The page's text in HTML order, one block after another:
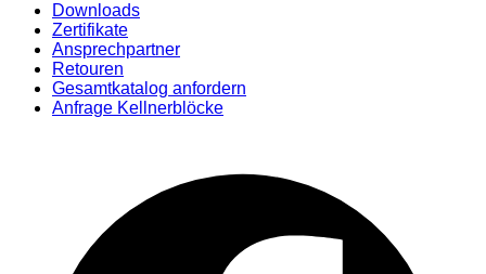
Downloads
Zertifikate
Ansprechpartner
Retouren
Gesamtkatalog anfordern
Anfrage Kellnerblöcke